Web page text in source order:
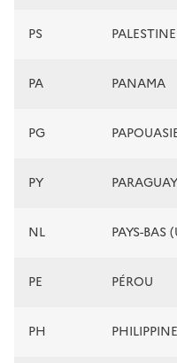
PS PALESTINE
PA PANAMA
PG
PY PARAGUAY
NL PAYS-BAS
PE PÉROU
PH